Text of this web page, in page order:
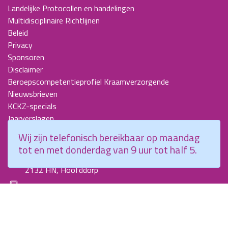
Landelijke Protocollen en handelingen
Multidisciplinaire Richtlijnen
Beleid
Privacy
Sponsoren
Disclaimer
Beroepscompetentieprofiel Kraamverzorgende
Nieuwsbrieven
KCKZ-specials
Jaarverslagen
Contact
Planetenweg 5
2132 HN, Hoofddorp
088 - 0076300
Wij zijn telefonisch bereikbaar op maandag
tot en met donderdag van 9 uur tot half 5.